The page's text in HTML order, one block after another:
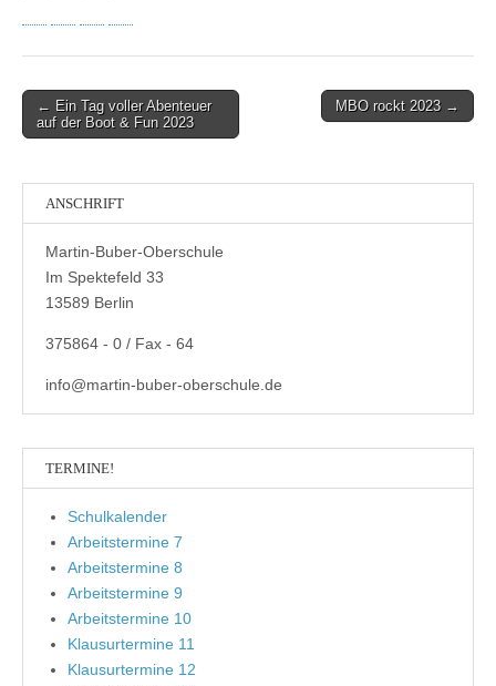
Post
navigation
← Ein Tag voller Abenteuer
auf der Boot & Fun 2023
MBO rockt 2023 →
ANSCHRIFT
Martin-Buber-Oberschule
Im Spektefeld 33
13589 Berlin
375864 - 0 / Fax - 64
info@martin-buber-oberschule.de
TERMINE!
Schulkalender
Arbeitstermine 7
Arbeitstermine 8
Arbeitstermine 9
Arbeitstermine 10
Klausurtermine 11
Klausurtermine 12